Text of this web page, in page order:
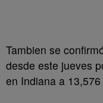
Tambien se
desde este jueves
en Indiana a